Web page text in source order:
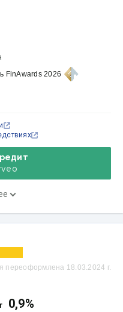
FinAwards 2026
переоформлена 18.03.2024 г.
0,9%